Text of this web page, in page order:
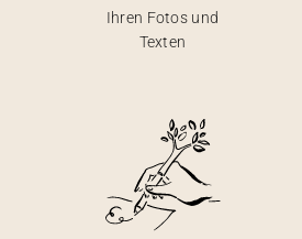
Ihren Fotos und
Texten